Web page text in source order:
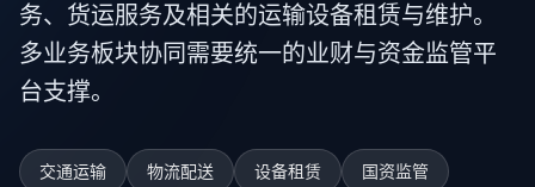
务、货运服务及相关的运输设备租赁与维护。
多业务板块协同需要统一的业财与资金监管平
台支撑。
交通运输 物流配送 设备租赁 国资监管